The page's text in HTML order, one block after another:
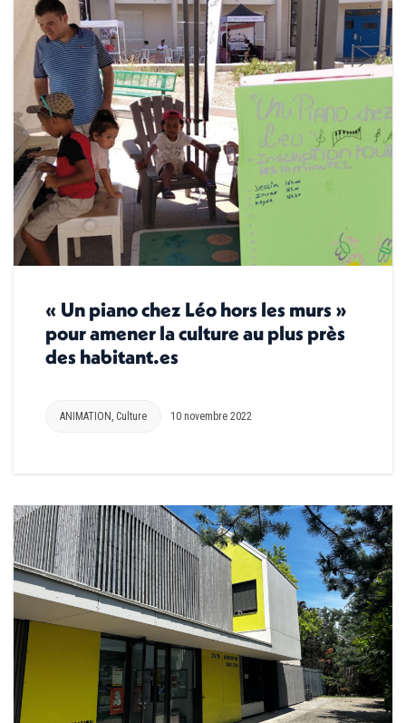
« Un piano chez Léo hors les murs »
pour amener la culture au plus près
des habitant.es
ANIMATION Culture 10 novembre 2022